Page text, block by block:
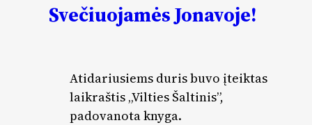
Svečiuojamės Jonavoje!
Atidariusiems duris buvo įteiktas
laikraštis „Vilties Šaltinis”,
padovanota knyga.